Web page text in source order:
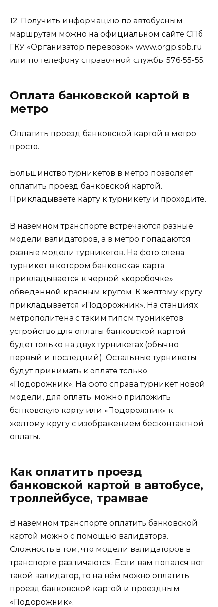
12. Получить информацию по автобусным
маршрутам можно на официальном сайте СПб
ГКУ «Организатор перевозок» www.orgp.spb.ru
или по телефону справочной службы 576-55-55.
Оплата банковской картой в
метро
Оплатить проезд банковской картой в метро
просто.
Большинство турникетов в метро позволяет
оплатить проезд банковской картой.
Прикладываете карту к турникету и проходите.
В наземном транспорте встречаются разные
модели валидаторов, а в метро попадаются
разные модели турникетов. На фото слева
турникет в котором банковская карта
прикладывается к черной «коробочке»
обведённой красным кругом. К желтому кругу
прикладывается «Подорожник». На станциях
метрополитена с таким типом турникетов
устройство для оплаты банковской картой
будет только на двух турникетах (обычно
первый и последний). Остальные турникеты
будут принимать к оплате только
«Подорожник». На фото справа турникет новой
модели, для оплаты можно приложить
банковскую карту или «Подорожник» к
желтому кругу с изображением бесконтактной
оплаты.
Как оплатить проезд
банковской картой в автобусе,
троллейбусе, трамвае
В наземном транспорте оплатить банковской
картой можно с помощью валидатора.
Сложность в том, что модели валидаторов в
транспорте различаются. Если вам попался вот
такой валидатор, то на нём можно оплатить
проезд банковской картой и проездным
«Подорожник».